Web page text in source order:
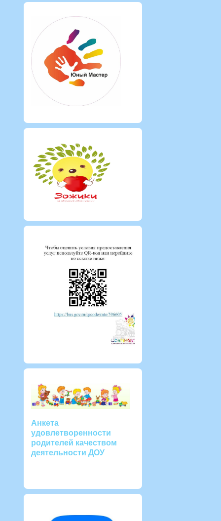
Анкета
удовлетворенности
родителей качеством
деятельности ДОУ